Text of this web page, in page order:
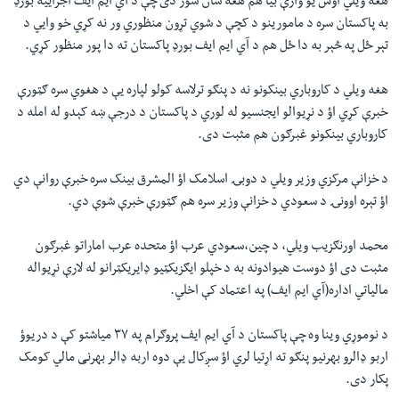
به پاکستان سره د مامورینو د کچې د شوي تړون منظوري ور نه کړي خو وایي د
تېر ځل په څېر به دا ځل هم د آي ایم ایف بورډ پاکستان ته دا پور منظور کړي.
هغه ویلي د کاروباري بینکونو نه د پنګو ترلاسه کولو لپاره یې د هغوي سره ګټورې
خبرې کړي اؤ د نړیوالو ایجنسیو له لوري د پاکستان د درجې ښه کېدو له امله د
کاروباري بینکونو غبرګون هم مثبت دی.
د خزانې مرکزي وزیر ویلي د دوبۍ اسلامک اؤ المشرق بینک سره خبرې روانې دي
اؤ تېره اوونۍ د سعودي د خزانې وزیر سره هم ګټورې خبرې شوې دي.
محمد اورنګزیب ویلي، د چین،سعودي عرب اؤ متحده عرب اماراتو غبرګون
مثبت دی اؤ دوست هیوادونه به د خپلو ایګزیکټیو ډایریکټرانو له لارې نړیواله
مالیاتي اداره(آي ایم ایف) په اعتماد کې اخلي.
د نوموړي وینا وه چې پاکستان د آي ایم ایف پروګرام په ۳۷ میاشتو کې د دریوؤ
اربو ډالرو بهرنیو پنګو ته اړتیا لري اؤ سږکال یې دوه اربه ډالر بهرنی مالي کومک
پکار دی.